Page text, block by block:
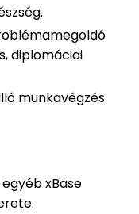
diplomáciai
munkavégzés.
xBase